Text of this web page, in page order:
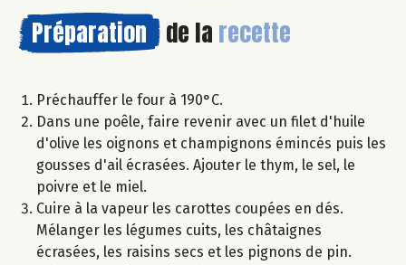
Préparation de la recette
Préchauffer le four à 190°C.
Dans une poêle, faire revenir avec un filet d'huile
d'olive les oignons et champignons émincés puis les
gousses d'ail écrasées. Ajouter le thym, le sel, le
poivre et le miel.
Cuire à la vapeur les carottes coupées en dés.
Mélanger les légumes cuits, les châtaignes
écrasées, les raisins secs et les pignons de pin.